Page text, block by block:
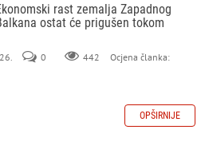
rast zemalja Zapadnog
ostat će prigušen tokom
0 442
Ocjena članka:
OPŠIRNIJE